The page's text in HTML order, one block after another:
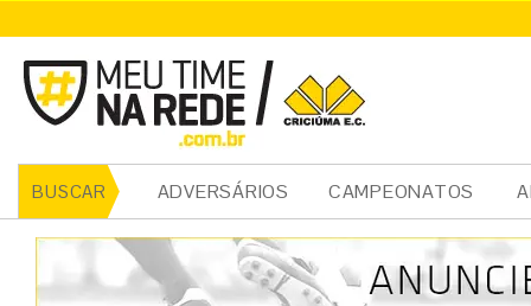
BUSCAR ADVERSÁRIOS CAMPEONATOS